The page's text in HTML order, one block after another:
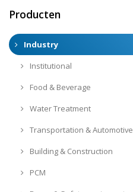
Producten
Industry
Institutional
Food & Beverage
Water Treatment
Transportation & Automotive
Building & Construction
PCM